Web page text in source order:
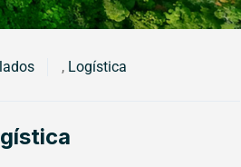
, Logística